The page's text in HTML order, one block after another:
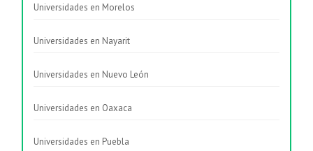
Universidades en Morelos
Universidades en Nayarit
Universidades en Nuevo León
Universidades en Oaxaca
Universidades en Puebla